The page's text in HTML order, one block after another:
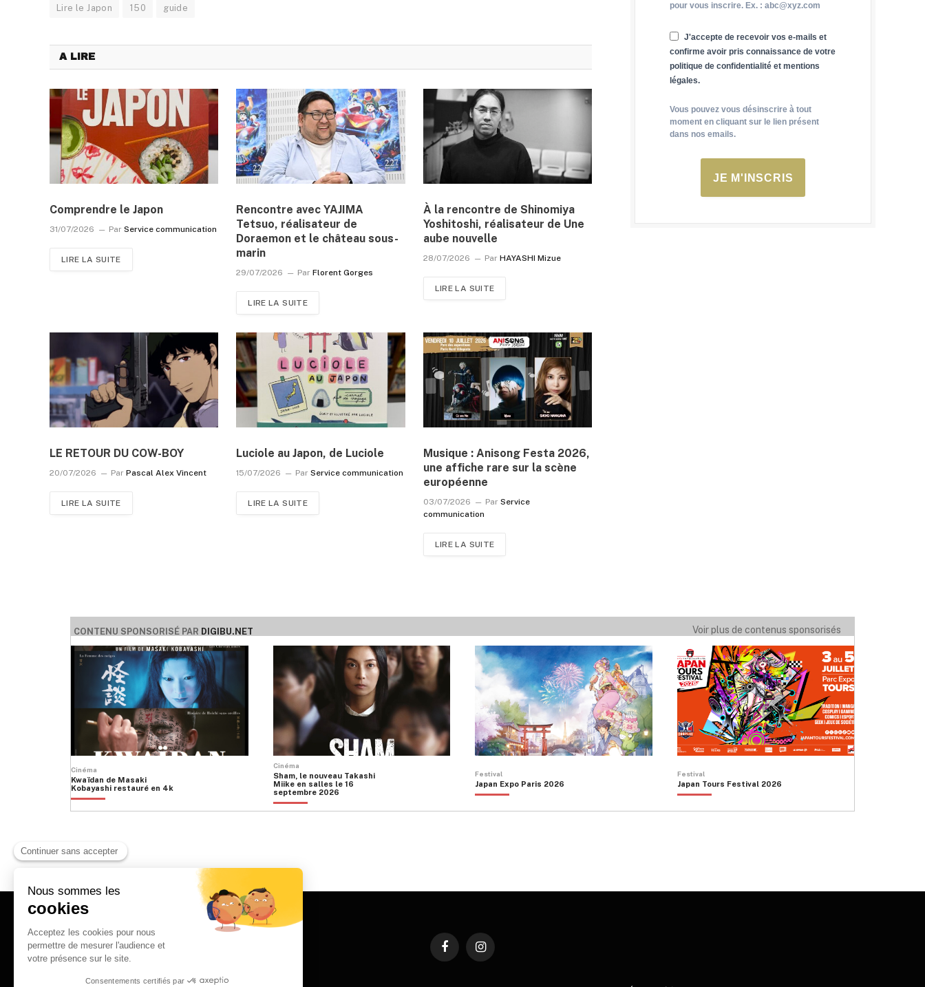
Lire le Japon 150 guide
A LIRE
Comprendre le Japon
31/07/2026 Par Service communication
LIRE LA SUITE
Rencontre avec YAJIMA
Tetsuo, réalisateur de
Doraemon et le château sous-
marin
29/07/2026 Par Florent Gorges
LIRE LA SUITE
À la rencontre de Shinomiya
Yoshitoshi, réalisateur de Une
aube nouvelle
28/07/2026 Par HAYASHI Mizue
LIRE LA SUITE
LE RETOUR DU COW-BOY
20/07/2026 Par Pascal Alex Vincent
LIRE LA SUITE
Luciole au Japon, de Luciole
15/07/2026 Par Service communication
LIRE LA SUITE
Musique : Anisong Festa 2026,
une affiche rare sur la scène
européenne
03/07/2026 Par Service
communication
LIRE LA SUITE
pour vous inscrire. Ex. : abc@xyz.com
J'accepte de recevoir vos e-mails et
confirme avoir pris connaissance de votre
politique de confidentialité et mentions
légales.
Vous pouvez vous désinscrire à tout
moment en cliquant sur le lien présent
dans nos emails.
JE M'INSCRIS
CONTENU SPONSORISÉ PAR DIGIBU.NET Voir plus de contenus sponsorisés
Cinéma
Kwaïdan de Masaki
Kobayashi restauré en 4k
Cinéma
Sham, le nouveau Takashi
Miike en salles le 16
septembre 2026
Festival
Japan Expo Paris 2026
Festival
Japan Tours Festival 2026
FacebookInstagram